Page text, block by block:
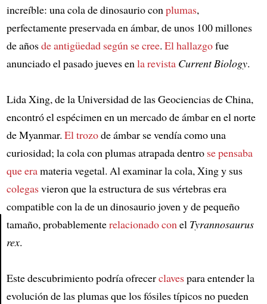
Article
increíble: una cola de dinosaurio conplumas,
perfectamente preservada en ámbar, de unos 100 millones
de añosde antigüedad según se cree. El hallazgofue
anunciado el pasado jueves enla revista Current Biology.
Lida Xing, de la Universidad de las Geociencias de China,
encontró el espécimen en un mercado de ámbar en el norte
de Myanmar. El trozode ámbar se vendía como una
curiosidad; la cola con plumas atrapada dentro se pensaba
que eramateria vegetal. Al examinar la cola, Xing y sus
colegasvieron que la estructura de sus vértebras era
compatible con la de un dinosaurio joven y de pequeño
tamaño, probablementerelacionado conel Tyrannosaurus
rex.
Este descubrimiento podría ofrecerclavespara entender la
evolución de las plumas que los fósiles típicos no pueden